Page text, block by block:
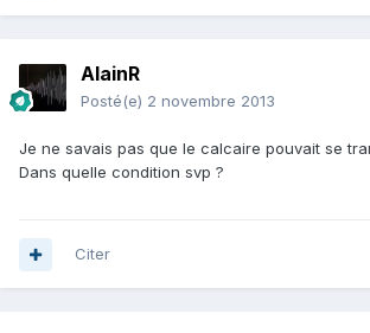
AlainR
Posté(e) 2 novembre 2013
Je ne savais pas que le calcaire pouvait se
Dans quelle condition svp ?
Citer